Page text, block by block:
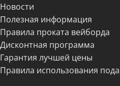
Новости
Полезная информация
Правила проката вейборда
Дисконтная программа
Гарантия лучшей цены
Правила использования